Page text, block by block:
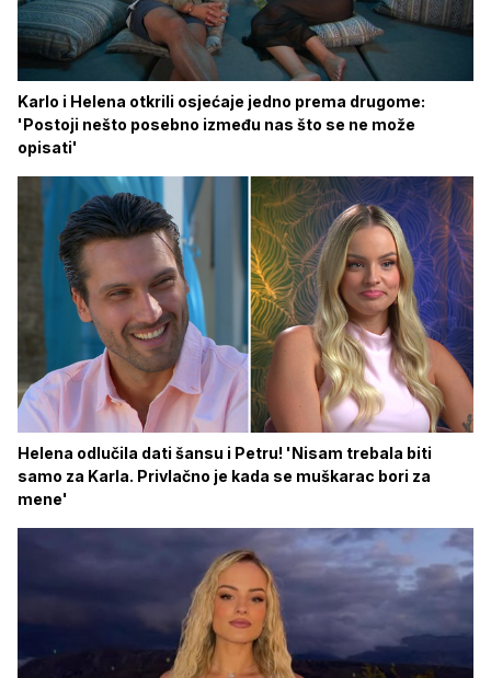
Karlo i Helena otkrili osjećaje jedno prema drugome:
'Postoji nešto posebno između nas što se ne može
opisati'
Helena odlučila dati šansu i Petru! 'Nisam trebala biti
samo za Karla. Privlačno je kada se muškarac bori za
mene'